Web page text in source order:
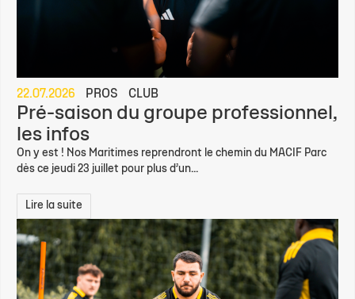
22.07.2026 PROS CLUB
Pré-saison du groupe professionnel,
les infos
On y est ! Nos Maritimes reprendront le chemin du MACIF Parc
dès ce jeudi 23 juillet pour plus d’un...
Lire la suite